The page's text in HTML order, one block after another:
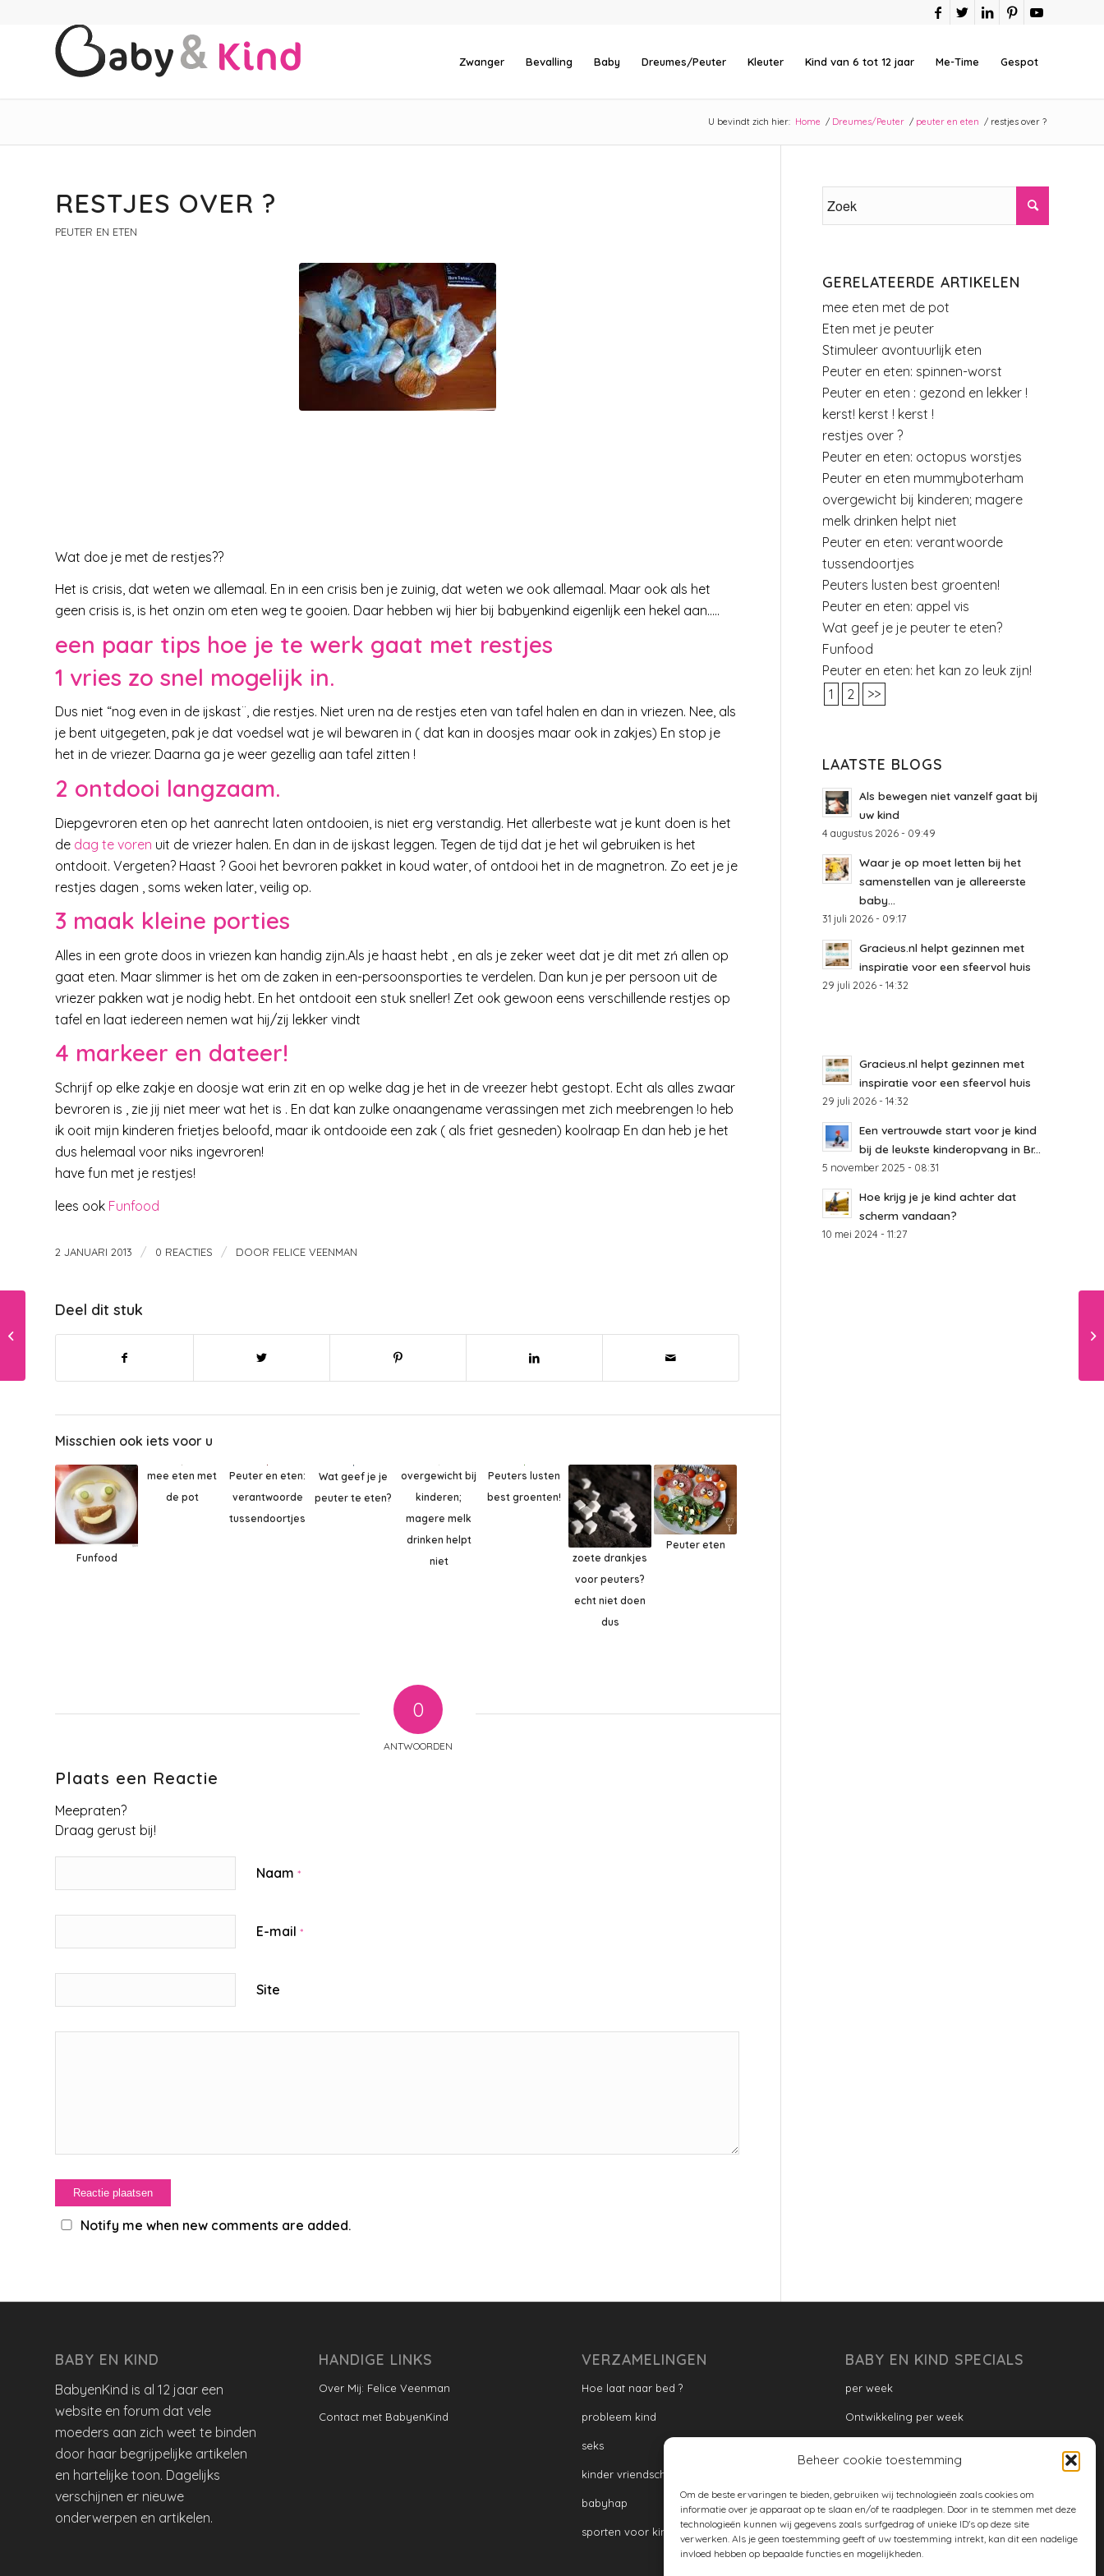
Beheer cookie toestemming
Om de beste ervaringen te bieden, gebruiken wij technologieën zoals cookies om
informatie over je apparaat op te slaan en/of te raadplegen. Door in te stemmen met deze
technologieën kunnen wij gegevens zoals surfgedrag of unieke ID's op deze site
verwerken. Als je geen toestemming geeft of uw toestemming intrekt, kan dit een nadelige
invloed hebben op bepaalde functies en mogelijkheden.
Zwanger Bevalling Baby Dreumes/Peuter Kleuter Kind van 6 tot 12 jaar Me-Time Gespot
U bevindt zich hier: Home / Dreumes/Peuter / peuter en eten / restjes over ?
RESTJES OVER ?
PEUTER EN ETEN
Wat doe je met de restjes??
Het is crisis, dat weten we allemaal. En in een crisis ben je zuinig, dat weten we ook allemaal. Maar ook als het
geen crisis is, is het onzin om eten weg te gooien. Daar hebben wij hier bij babyenkind eigenlijk een hekel aan…..
een paar tips hoe je te werk gaat met restjes
1 vries zo snel mogelijk in.
Dus niet “nog even in de ijskast¨, die restjes. Niet uren na de restjes eten van tafel halen en dan in vriezen. Nee, als
je bent uitgegeten, pak je dat voedsel wat je wil bewaren in ( dat kan in doosjes maar ook in zakjes) En stop je
het in de vriezer. Daarna ga je weer gezellig aan tafel zitten !
2 ontdooi langzaam.
Diepgevroren eten op het aanrecht laten ontdooien, is niet erg verstandig. Het allerbeste wat je kunt doen is het
de dag te voren uit de vriezer halen. En dan in de ijskast leggen. Tegen de tijd dat je het wil gebruiken is het
ontdooit. Vergeten? Haast ? Gooi het bevroren pakket in koud water, of ontdooi het in de magnetron. Zo eet je je
restjes dagen , soms weken later, veilig op.
3 maak kleine porties
Alles in een grote doos in vriezen kan handig zijn.Als je haast hebt , en als je zeker weet dat je dit met zń allen op
gaat eten. Maar slimmer is het om de zaken in een-persoonsporties te verdelen. Dan kun je per persoon uit de
vriezer pakken wat je nodig hebt. En het ontdooit een stuk sneller! Zet ook gewoon eens verschillende restjes op
tafel en laat iedereen nemen wat hij/zij lekker vindt
4 markeer en dateer!
Schrijf op elke zakje en doosje wat erin zit en op welke dag je het in de vreezer hebt gestopt. Echt als alles zwaar
bevroren is , zie jij niet meer wat het is . En dat kan zulke onaangename verassingen met zich meebrengen !o heb
ik ooit mijn kinderen frietjes beloofd, maar ik ontdooide een zak ( als friet gesneden) koolraap En dan heb je het
dus helemaal voor niks ingevroren!
have fun met je restjes!
lees ook Funfood
2 JANUARI 2013 / 0 REACTIES / DOOR FELICE VEENMAN
Deel dit stuk
Misschien ook iets voor u
Funfood
mee eten met
de pot
Peuter en eten:
verantwoorde
tussendoortjes
Wat geef je je
peuter te eten?
overgewicht bij
kinderen;
magere melk
drinken helpt
niet
Peuters lusten
best groenten!
zoete drankjes
voor peuters?
echt niet doen
dus
Peuter eten
0
ANTWOORDEN
Plaats een Reactie
Meepraten?
Draag gerust bij!
Naam *
E-mail *
Site
Notify me when new comments are added.
GERELATEERDE ARTIKELEN
mee eten met de pot
Eten met je peuter
Stimuleer avontuurlijk eten
Peuter en eten: spinnen-worst
Peuter en eten : gezond en lekker !
kerst! kerst ! kerst !
restjes over ?
Peuter en eten: octopus worstjes
Peuter en eten mummyboterham
overgewicht bij kinderen; magere
melk drinken helpt niet
Peuter en eten: verantwoorde
tussendoortjes
Peuters lusten best groenten!
Peuter en eten: appel vis
Wat geef je je peuter te eten?
Funfood
Peuter en eten: het kan zo leuk zijn!
1
2 >>
LAATSTE BLOGS
Als bewegen niet vanzelf gaat bij
uw kind
4 augustus 2026 - 09:49
Waar je op moet letten bij het
samenstellen van je allereerste
baby...
31 juli 2026 - 09:17
Gracieus.nl helpt gezinnen met
inspiratie voor een sfeervol huis
29 juli 2026 - 14:32
Gracieus.nl helpt gezinnen met
inspiratie voor een sfeervol huis
29 juli 2026 - 14:32
Een vertrouwde start voor je kind
bij de leukste kinderopvang in Br...
5 november 2025 - 08:31
Hoe krijg je je kind achter dat
scherm vandaan?
10 mei 2024 - 11:27
BABY EN KIND
BabyenKind is al 12 jaar een
website en forum dat vele
moeders aan zich weet te binden
door haar begrijpelijke artikelen
en hartelijke toon. Dagelijks
verschijnen er nieuwe
onderwerpen en artikelen.
HANDIGE LINKS
Over Mij: Felice Veenman
Contact met BabyenKind
VERZAMELINGEN
Hoe laat naar bed ?
probleem kind
seks
kinder vriendschap
babyhap
sporten voor kinderen
BABY EN KIND SPECIALS
per week
Ontwikkeling per week
Ontwikkeling per maand
ontwikkeling per jaar
Cookiebeleid (EU)
Geen verband tussen